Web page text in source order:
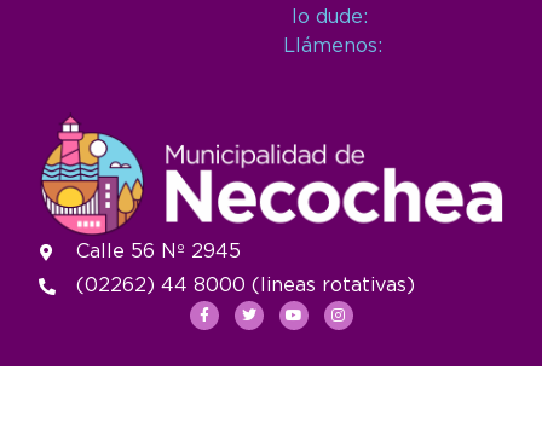
lo dude:
Llámenos:
Calle 56 Nº 2945
(02262) 44 8000 (lineas rotativas)